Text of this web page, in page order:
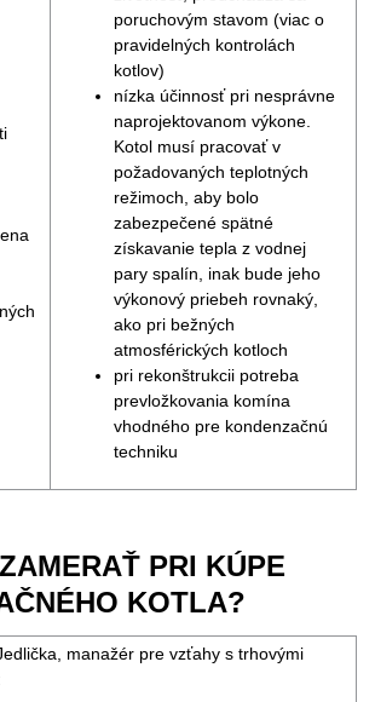
poruchovým stavom (viac o
pravidelných kontrolách
kotlov)
nízka účinnosť pri nesprávne
naprojektovanom výkone.
Kotol musí pracovať v
požadovaných teplotných
režimoch, aby bolo
zabezpečené spätné
získavanie tepla z vodnej
pary spalín, inak bude jeho
výkonový priebeh rovnaký,
ako pri bežných
atmosférických kotloch
pri rekonštrukcii potreba
prevložkovania komína
vhodného pre kondenzačnú
techniku
PRI KÚPE
KOTLA?
manažér pre vzťahy s trhovými